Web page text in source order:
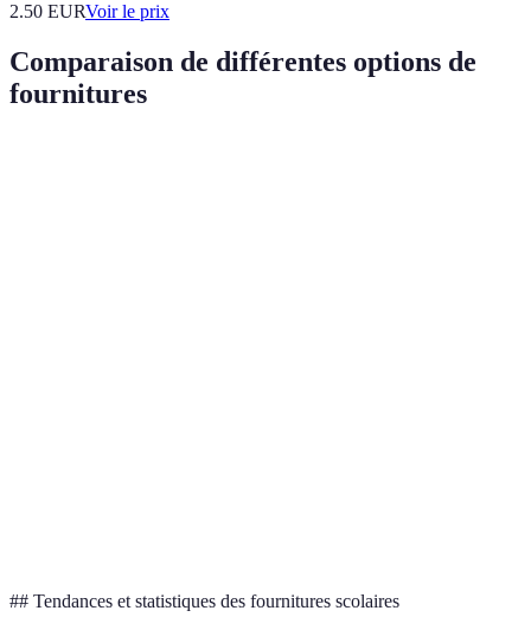
2.50 EURVoir le prix
Comparaison de différentes options de
fournitures
## Tendances et statistiques des fournitures scolaires